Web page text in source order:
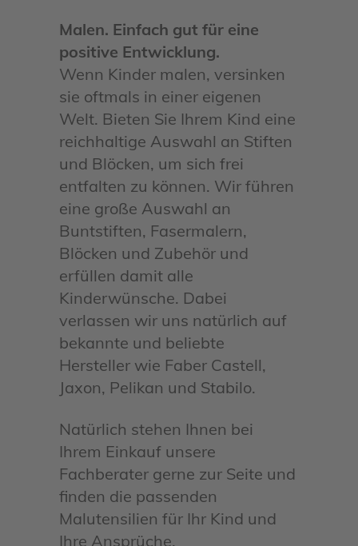
Malen. Einfach gut für eine
positive Entwicklung.
Wenn Kinder malen, versinken
sie oftmals in einer eigenen
Welt. Bieten Sie Ihrem Kind eine
reichhaltige Auswahl an Stiften
und Blöcken, um sich frei
entfalten zu können. Wir führen
eine große Auswahl an
Buntstiften, Fasermalern,
Blöcken und Zubehör und
erfüllen damit alle
Kinderwünsche. Dabei
verlassen wir uns natürlich auf
bekannte und beliebte
Hersteller wie Faber Castell,
Jaxon, Pelikan und Stabilo.
Natürlich stehen Ihnen bei
Ihrem Einkauf unsere
Fachberater gerne zur Seite und
finden die passenden
Malutensilien für Ihr Kind und
Ihre Ansprüche.